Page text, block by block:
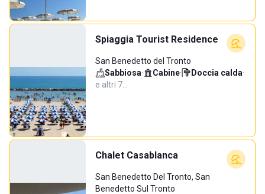
Spiaggia Tourist Residence
San Benedetto del Tronto
Sabbiosa· Cabine· Doccia calda·
e altri 7…
Chalet Casablanca
San Benedetto Del Tronto, San
Benedetto Sul Tronto